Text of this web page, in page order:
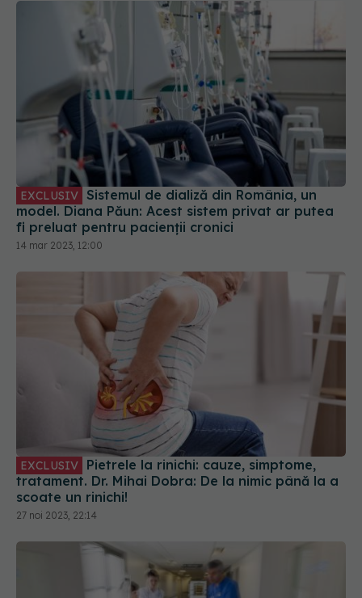
EXCLUSIV
model. Diana Păun: Acest sistem privat ar putea
fi preluat pentru pacienții cronici
14 mar 2023, 12:00
EXCLUSIV
tratament. Dr. Mihai Dobra: De la nimic până la a
scoate un rinichi!
27 noi 2023, 22:14